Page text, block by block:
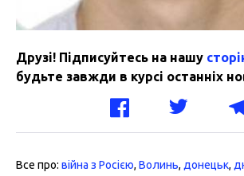
Друзі! Підписуйтесь на нашу
будьте завжди в курсі останніх
Все про: війна з Росією, Волинь, донецьк,